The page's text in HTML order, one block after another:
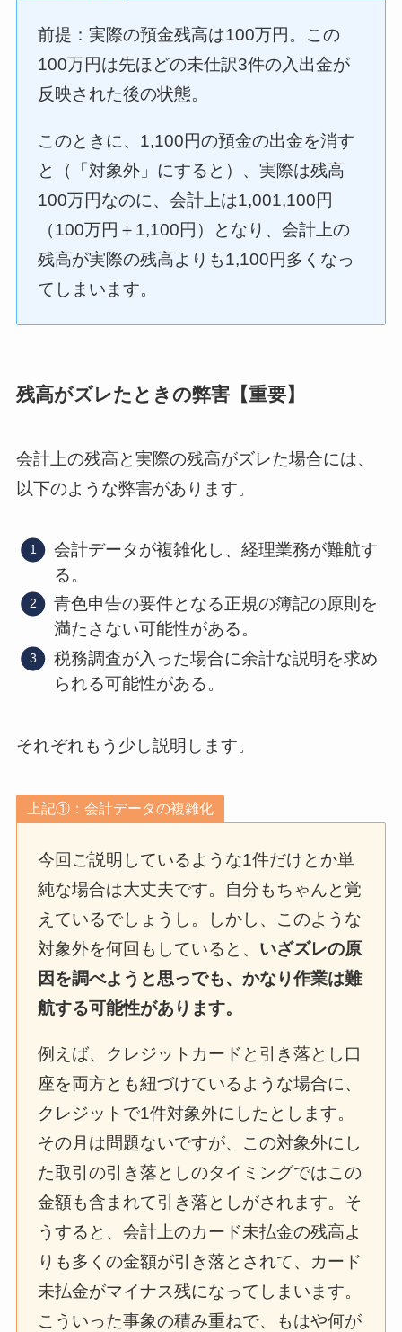
前提：実際の預金残高は100万円。この
100万円は先ほどの未仕訳3件の入出金が
反映された後の状態。
このときに、1,100円の預金の出金を消す
と（「対象外」にすると）、実際は残高
100万円なのに、会計上は1,001,100円
（100万円＋1,100円）となり、会計上の
残高が実際の残高よりも1,100円多くなっ
てしまいます。
残高がズレたときの弊害【重要】
会計上の残高と実際の残高がズレた場合には、
以下のような弊害があります。
会計データが複雑化し、経理業務が難航す
る。
青色申告の要件となる正規の簿記の原則を
満たさない可能性がある。
税務調査が入った場合に余計な説明を求め
られる可能性がある。
それぞれもう少し説明します。
上記①：会計データの複雑化
今回ご説明しているような1件だけとか単
純な場合は大丈夫です。自分もちゃんと覚
えているでしょうし。しかし、このような
対象外を何回もしていると、 いざズレの原
因を調べようと思っでも、かなり作業は難
航する可能性があります。
例えば、クレジットカードと引き落とし口
座を両方とも紐づけているような場合に、
クレジットで1件対象外にしたとします。
その月は問題ないですが、この対象外にし
た取引の引き落としのタイミングではこの
金額も含まれて引き落としがされます。そ
うすると、会計上のカード未払金の残高よ
りも多くの金額が引き落とされて、カード
未払金がマイナス残になってしまいます。
こういった事象の積み重ねで、もはや何が